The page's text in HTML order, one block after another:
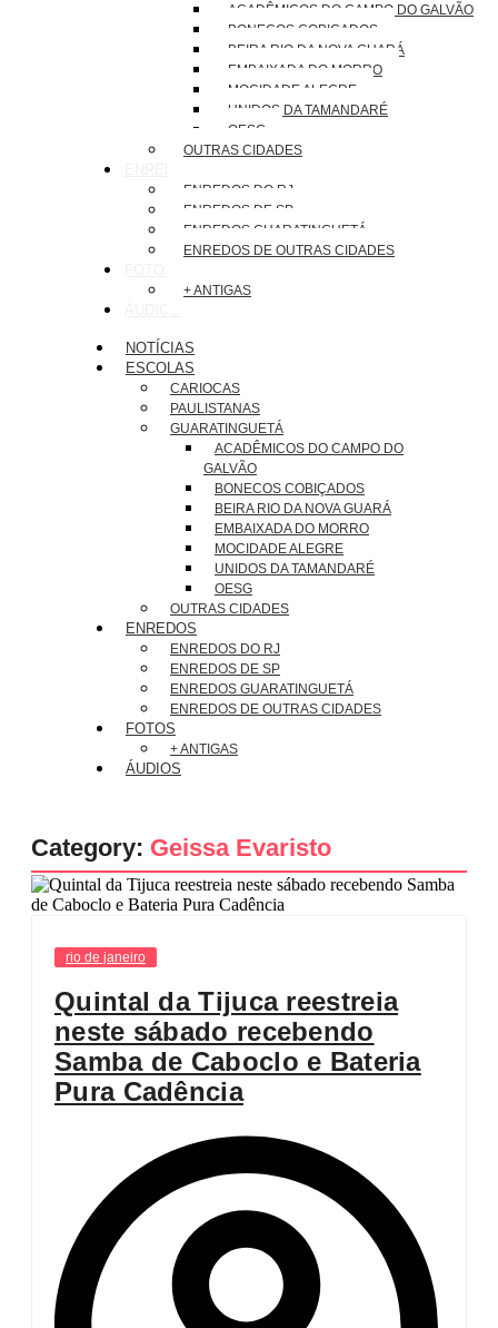
ACADÊMICOS DO CAMPO DO GALVÃO
BONECOS COBIÇADOS
BEIRA RIO DA NOVA GUARÁ
EMBAIXADA DO MORRO
MOCIDADE ALEGRE
UNIDOS DA TAMANDARÉ
OESG
OUTRAS CIDADES
ENREDOS DO RJ
ENREDOS DE SP
ENREDOS GUARATINGUETÁ
ENREDOS DE OUTRAS CIDADES
+ ANTIGAS
NOTÍCIAS
ESCOLAS
CARIOCAS
PAULISTANAS
GUARATINGUETÁ
ACADÊMICOS DO CAMPO DO
GALVÃO
BONECOS COBIÇADOS
BEIRA RIO DA NOVA GUARÁ
EMBAIXADA DO MORRO
MOCIDADE ALEGRE
UNIDOS DA TAMANDARÉ
OESG
OUTRAS CIDADES
ENREDOS
ENREDOS DO RJ
ENREDOS DE SP
ENREDOS GUARATINGUETÁ
ENREDOS DE OUTRAS CIDADES
FOTOS
+ ANTIGAS
ÁUDIOS
Category: Geissa Evaristo
rio de janeiro
Quintal da Tijuca reestreia
neste sábado recebendo
Samba de Caboclo e Bateria
Pura Cadência